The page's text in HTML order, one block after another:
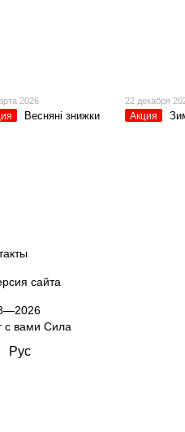
2026
Весняні знижки
22 декабря
Акция
сайта
с вами Сила
Рус